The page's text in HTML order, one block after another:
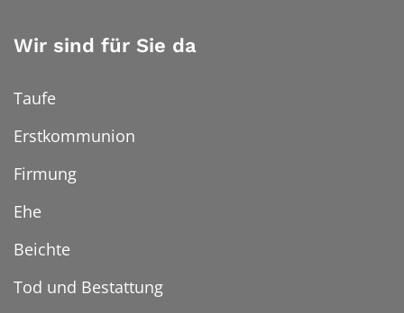
Wir sind für Sie da
Taufe
Erstkommunion
Firmung
Ehe
Beichte
Tod und Bestattung